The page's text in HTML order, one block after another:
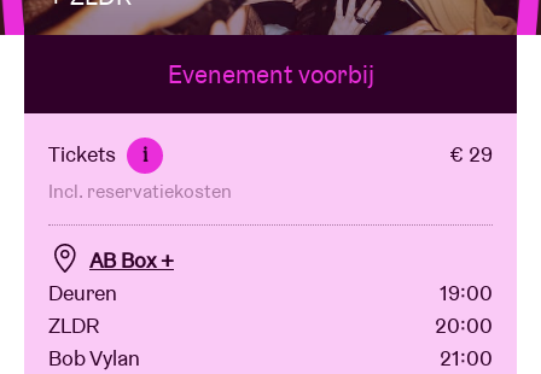
BRDCST
ABtv
Concertcheque
Over AB
Evenement voorbij
Tickets i € 29
Incl. reservatiekosten
AB Box +
Deuren
19:00
ZLDR
20:00
Bob Vylan
21:00